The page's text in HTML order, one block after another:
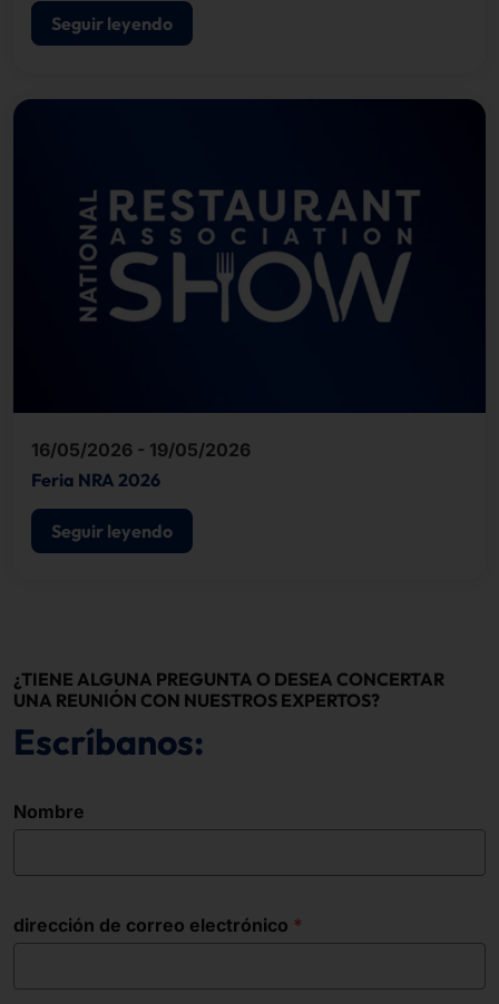
Seguir leyendo
16/05/2026 - 19/05/2026
Feria NRA 2026
Seguir leyendo
¿TIENE ALGUNA PREGUNTA O DESEA CONCERTAR
UNA REUNIÓN CON NUESTROS EXPERTOS?
Escríbanos:
Nombre
dirección de correo electrónico